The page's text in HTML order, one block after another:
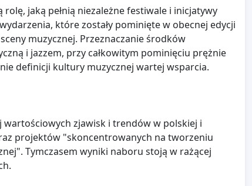
jaką pełnią niezależne festiwale i inicjatywy
które zostały pominięte w obecnej edycji
muzycznej. Przeznaczanie środków
i jazzem, przy całkowitym pominięciu prężnie
definicji kultury muzycznej wartej wsparcia.
zjawisk i trendów w polskiej i
projektów "skoncentrowanych na tworzeniu
Tymczasem wyniki naboru stoją w rażącej